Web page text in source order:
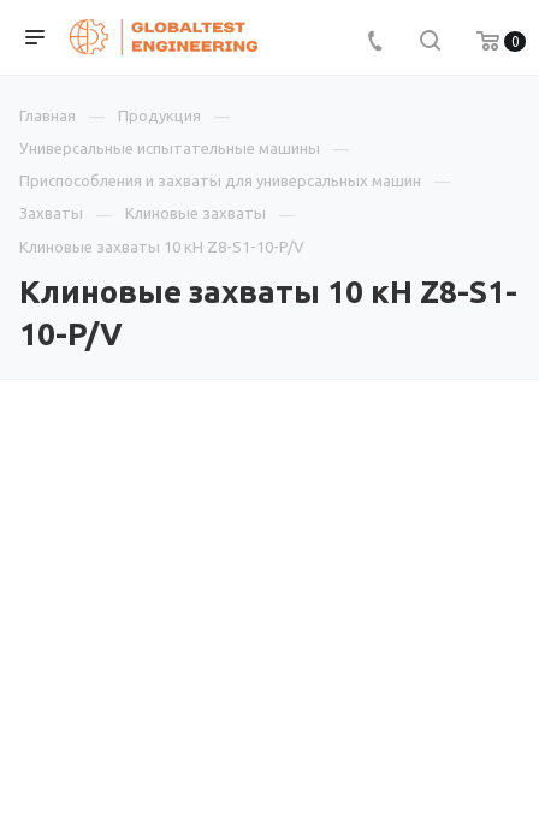
0
Главная
Продукция
Универсальные испытательные машины
Приспособления и захваты для универсальных машин
Захваты
Клиновые захваты
Клиновые захваты 10 кН Z8-S1-10-P/V
Клиновые захваты 10 кН Z8-S1-
10-P/V